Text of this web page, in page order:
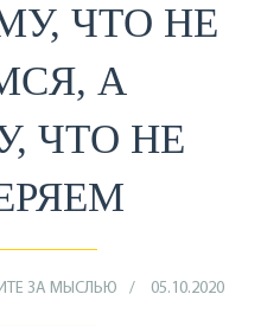
ЧТО НЕ
А
ЧТО НЕ
ЗА МЫСЛЬЮ 05.10.2020